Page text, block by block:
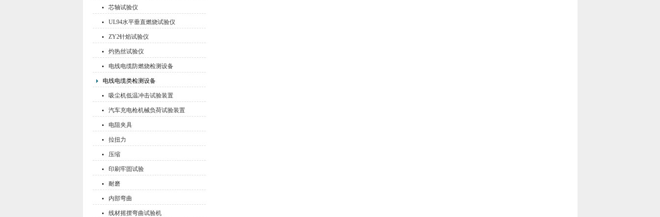
芯轴试验仪
UL94水平垂直燃烧试验仪
ZY2针焰试验仪
灼热丝试验仪
电线电缆防燃烧检测设备
电线电缆类检测设备
吸尘机低温冲击试验装置
汽车充电枪机械负荷试验装置
电阻夹具
拉扭力
压缩
印刷牢固试验
耐磨
内部弯曲
线材摇摆弯曲试验机